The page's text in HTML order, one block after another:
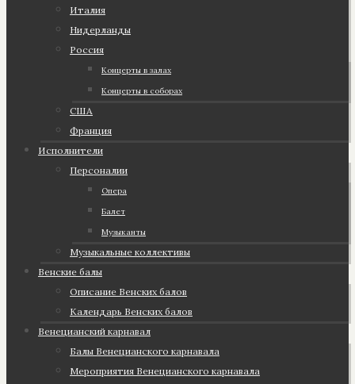
Италия
Нидерланды
Россия
Концерты в залах
Концерты в соборах
США
Франция
Исполнители
Персоналии
Опера
Балет
Музыканты
Музыкальные коллективы
Венские балы
Описание Венских балов
Календарь Венских балов
Венецианский карнавал
Балы Венецианского карнавала
Мероприятия Венецианского карнавала